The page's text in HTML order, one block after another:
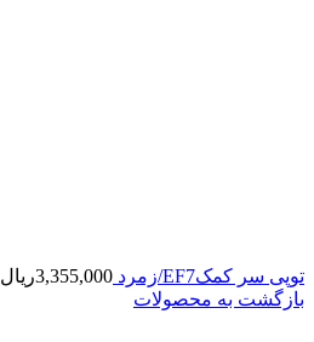
توپی سر کمکEF7/زمرد 3,355,000ریال
بازگشت به محصولات